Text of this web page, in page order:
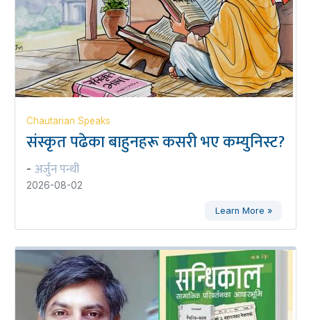
Chautarian Speaks
संस्कृत पढेका बाहुनहरू कसरी भए कम्युनिस्ट?
- अर्जुन पन्थी
2026-08-02
Learn More »